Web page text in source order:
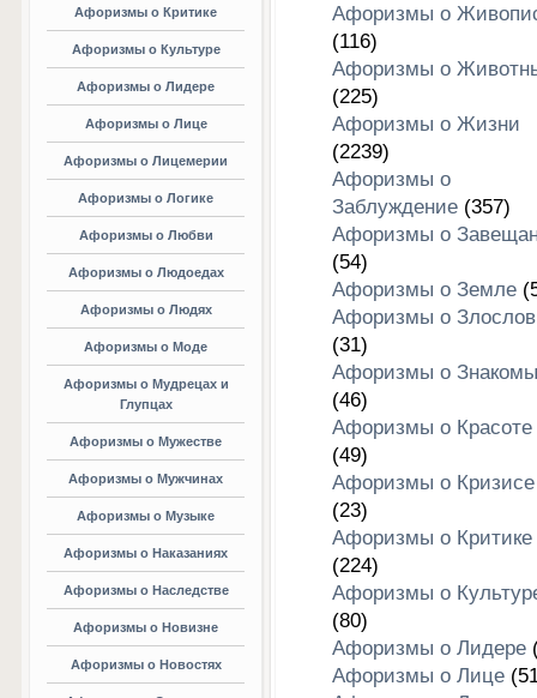
Афоризмы о Критике
Афоризмы о Культуре
Афоризмы о Лидере
Афоризмы о Лице
Афоризмы о Лицемерии
Афоризмы о Логике
Афоризмы о Любви
Афоризмы о Людоедах
Афоризмы о Людях
Афоризмы о Моде
Афоризмы о Мудрецах и
Глупцах
Афоризмы о Мужестве
Афоризмы о Мужчинах
Афоризмы о Музыке
Афоризмы о Наказаниях
Афоризмы о Наследстве
Афоризмы о Новизне
Афоризмы о Новостях
Афоризмы о
(116)
Афоризмы о
(225)
Афоризмы о Жизни
(2239)
Афоризмы о
Заблуждение(357)
Афоризмы о
(54)
Афоризмы о Земле
Афоризмы о
(31)
Афоризмы о
(46)
Афоризмы о Красоте
(49)
Афоризмы о Кризисе
(23)
Афоризмы о Критике
(224)
Афоризмы о
(80)
Афоризмы о Лидере
Афоризмы о Лице